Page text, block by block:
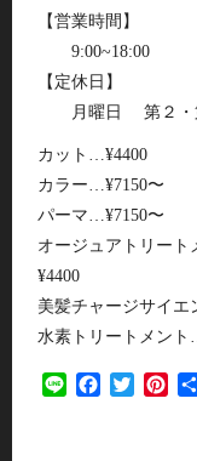
【営業時間】
9:00~18:00
【定休日】
月曜日 第２・
カット…¥4400
カラー…¥7150〜
パーマ…¥7150〜
オージュアトリー
¥4400
美髪チャージサイ
水素トリートメント
Line FacebookTwitter